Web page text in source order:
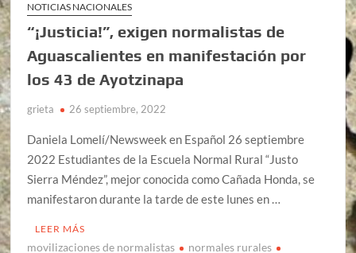
NOTICIAS NACIONALES
“¡Justicia!”, exigen normalistas de
Aguascalientes en manifestación por
los 43 de Ayotzinapa
grieta 26 septiembre, 2022
Daniela Lomelí/Newsweek en Español 26 septiembre
2022 Estudiantes de la Escuela Normal Rural “Justo
Sierra Méndez”, mejor conocida como Cañada Honda, se
manifestaron durante la tarde de este lunes en …
LEER MÁS
movilizaciones de normalistas normales rurales